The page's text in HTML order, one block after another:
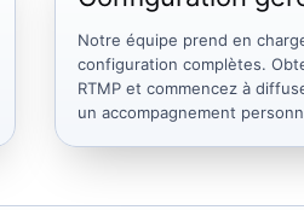
Notre équipe prend en
configuration complètes.
RTMP et commencez à
un accompagnement